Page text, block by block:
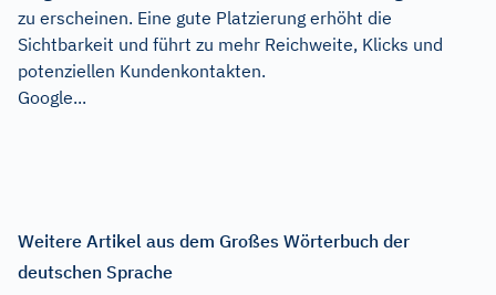
zu erscheinen. Eine gute Platzierung erhöht die
Sichtbarkeit und führt zu mehr Reichweite, Klicks und
potenziellen Kundenkontakten.
Google...
Weitere Artikel aus dem Großes Wörterbuch der
deutschen Sprache